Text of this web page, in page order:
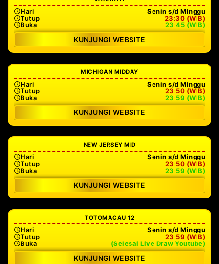
Hari
Senin s/d Minggu
Tutup
23:30 (WIB)
Buka
23:45 (WIB)
KUNJUNGI WEBSITE
MICHIGAN MIDDAY
Hari
Senin s/d Minggu
Tutup
23:50 (WIB)
Buka
23:59 (WIB)
KUNJUNGI WEBSITE
NEW JERSEY MID
Hari
Senin s/d Minggu
Tutup
23:50 (WIB)
Buka
23:59 (WIB)
KUNJUNGI WEBSITE
TOTOMACAU 12
Hari
Senin s/d Minggu
Tutup
23:59 (WIB)
Buka
(Selesai Live Draw Youtube)
KUNJUNGI WEBSITE